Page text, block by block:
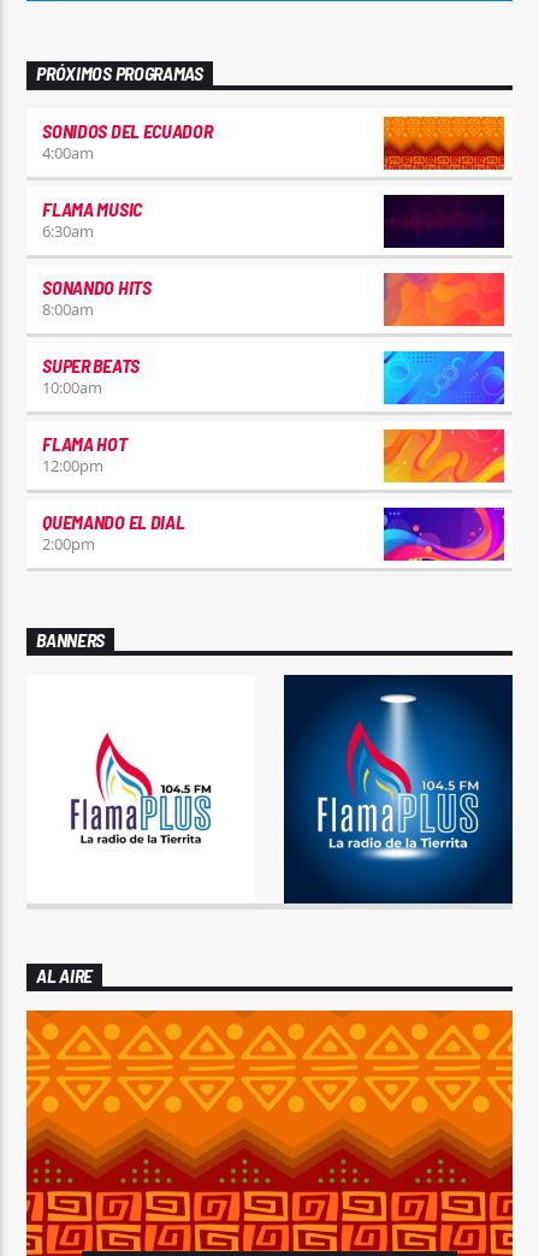
PRÓXIMOS PROGRAMAS
SONIDOS DEL ECUADOR
4:00am
FLAMA MUSIC
6:30am
SONANDO HITS
8:00am
SUPER BEATS
10:00am
FLAMA HOT
12:00pm
QUEMANDO EL DIAL
2:00pm
BANNERS
AL AIRE